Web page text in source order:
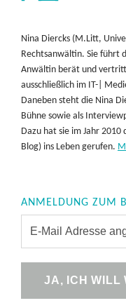
Nina Diercks (M.Litt,
Rechtsanwältin. Sie führt
Anwältin berät und
ausschließlich im IT-|
Daneben steht die Nina
Bühne sowie als
Dazu hat sie im Jahr
Blog) ins Leben gerufen.
ANMELDUNG ZUM